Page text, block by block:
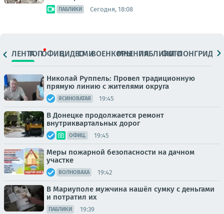
ПАБЛИКИ Сегодня, 18:08
ЛЕНТАТОПОФИЦ.ВИДЕОСМИВОЕНКОРЫМНЕНИЯПАБЛИКИ
ФОТОЛОНГРИДЫ
Николай Руппель: Провел традиционную
прямую линию с жителями округа
ЯСИНОВАТАЯ 19:45
В Донецке продолжается ремонт
внутриквартальных дорог
ОФИЦ. 19:45
Меры пожарной безопасности на дачном
участке
ВОЛНОВАХА 19:42
В Мариуполе мужчина нашёл сумку с деньгами
и потратил их
ПАБЛИКИ 19:39